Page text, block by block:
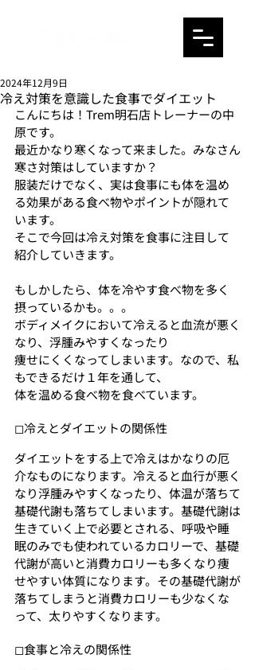
冷え対策を意識した食事でダイエット
2024年12月9日
こんにちは！Trem明石店トレーナーの中
原です。
最近かなり寒くなって来ました。みなさん
寒さ対策はしていますか？
服装だけでなく、実は食事にも体を温め
る効果がある食べ物やポイントが隠れて
います。
そこで今回は冷え対策を食事に注目して
紹介していきます。
もしかしたら、体を冷やす食べ物を多く
摂っているかも。。。
ボディメイクにおいて冷えると血流が悪く
なり、浮腫みやすくなったり
痩せにくくなってしまいます。なので、私
もできるだけ１年を通して、
体を温める食べ物を食べています。
◻︎冷えとダイエットの関係性
ダイエットをする上で冷えはかなりの厄
介なものになります。冷えると血行が悪く
なり浮腫みやすくなったり、体温が落ちて
基礎代謝も落ちてしまいます。基礎代謝は
生きていく上で必要とされる、呼吸や睡
眠のみでも使われているカロリーで、基礎
代謝が高いと消費カロリーも多くなり痩
せやすい体質になります。その基礎代謝が
落ちてしまうと消費カロリーも少なくな
って、太りやすくなります。
◻︎食事と冷えの関係性